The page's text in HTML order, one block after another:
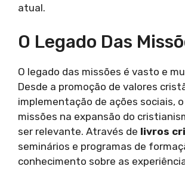
atual.
O Legado Das
O legado das missões é vasto e
Desde a promoção de valores
implementação de ações sociais,
missões na expansão do
ser relevante. Através de livros
seminários e programas de
conhecimento sobre as